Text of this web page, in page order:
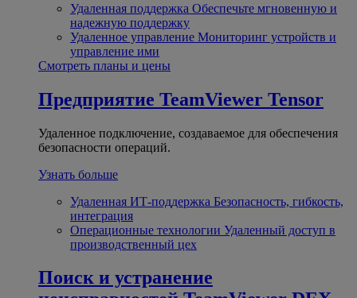
Удаленная поддержка Обеспечьте мгновенную и
надежную поддержку
Удаленное управление Мониторинг устройств и
управление ими
Смотреть планы и цены
Предприятие TeamViewer Tensor
Удаленное подключение, создаваемое для обеспечения
безопасности операций.
Узнать больше
Удаленная ИТ-поддержка Безопасность, гибкость,
интеграция
Операционные технологии Удаленный доступ в
производственный цех
Поиск и устранение